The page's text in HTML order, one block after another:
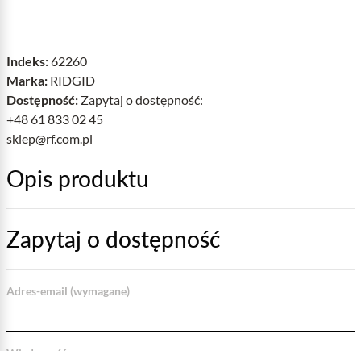
Indeks:62260
Marka: RIDGID
Dostępność: Zapytaj o dostępność:
+48 61 833 02 45
sklep@rf.com.pl
Opis produktu
Zapytaj o dostępność
Adres-email (wymagane)